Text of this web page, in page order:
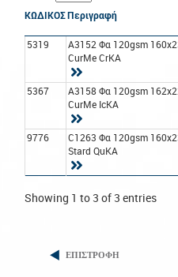
ΚΩΔΙΚΟΣΠεριγραφή
5319
A3152 Φα 120gsm
CurMe CrΚΑ
5367
A3158 Φα 120gsm
CurMe IcΚΑ
9776
C1263 Φα 120gsm
Stard QuΚΑ
Showing 1 to 3 of 3 entries
ΕΠΙΣΤΡΟΦΗ